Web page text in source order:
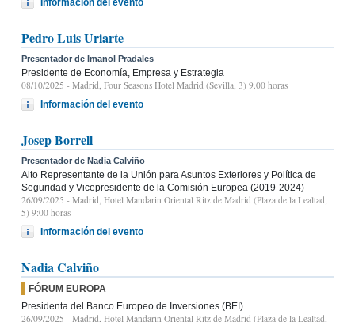
Información del evento
Pedro Luis Uriarte
Presentador de Imanol Pradales
Presidente de Economía, Empresa y Estrategia
08/10/2025 - Madrid, Four Seasons Hotel Madrid (Sevilla, 3) 9.00 horas
Información del evento
Josep Borrell
Presentador de Nadia Calviño
Alto Representante de la Unión para Asuntos Exteriores y Política de
Seguridad y Vicepresidente de la Comisión Europea (2019-2024)
26/09/2025 - Madrid, Hotel Mandarin Oriental Ritz de Madrid (Plaza de la Lealtad,
5) 9:00 horas
Información del evento
Nadia Calviño
FÓRUM EUROPA
Presidenta del Banco Europeo de Inversiones (BEI)
26/09/2025 - Madrid, Hotel Mandarin Oriental Ritz de Madrid (Plaza de la Lealtad,